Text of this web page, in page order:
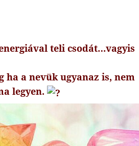
teli csodát…vagyis
ha a nevük ugyanaz is, nem
legyen.